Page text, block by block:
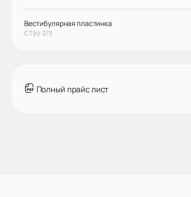
Вестибулярная пластинка
СТ(л)-273
Полный прайс лист